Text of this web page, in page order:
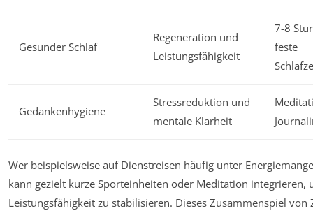
Gesunder Schlaf
Regeneration und
Leistungsfähigkeit
7-8
feste
Gedankenhygiene
Stressreduktion und
mentale Klarheit
Wer beispielsweise auf Dienstreisen häufig unter
kann gezielt kurze Sporteinheiten oder Meditation integrieren,
Leistungsfähigkeit zu stabilisieren. Dieses Zusammenspiel von